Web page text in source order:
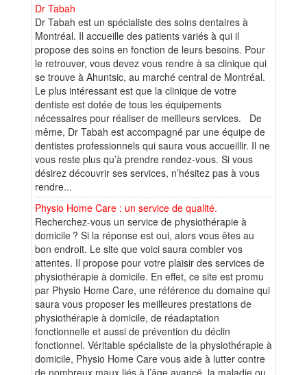
Dr Tabah
Dr Tabah est un spécialiste des soins dentaires à
Montréal. Il accueille des patients variés à qui il
propose des soins en fonction de leurs besoins. Pour
le retrouver, vous devez vous rendre à sa clinique qui
se trouve à Ahuntsic, au marché central de Montréal.
Le plus intéressant est que la clinique de votre
dentiste est dotée de tous les équipements
nécessaires pour réaliser de meilleurs services. De
même, Dr Tabah est accompagné par une équipe de
dentistes professionnels qui saura vous accueillir. Il ne
vous reste plus qu’à prendre rendez-vous. Si vous
désirez découvrir ses services, n’hésitez pas à vous
rendre...
Physio Home Care : un service de qualité.
Recherchez-vous un service de physiothérapie à
domicile ? Si la réponse est oui, alors vous êtes au
bon endroit. Le site que voici saura combler vos
attentes. Il propose pour votre plaisir des services de
physiothérapie à domicile. En effet, ce site est promu
par Physio Home Care, une référence du domaine qui
saura vous proposer les meilleures prestations de
physiothérapie à domicile, de réadaptation
fonctionnelle et aussi de prévention du déclin
fonctionnel. Véritable spécialiste de la physiothérapie à
domicile, Physio Home Care vous aide à lutter contre
de nombreux maux liés à l’âge avancé, la maladie ou